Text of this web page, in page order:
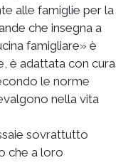
alle famiglie per la
che insegna a
famigliare» è
è adattata con cura
le norme
nella vita
sovrattutto
che a loro